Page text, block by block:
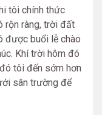
tôi chính thức
rộn ràng, trời đất
được buổi lễ chào
Khí trời hôm đó
tôi đến sớm hơn
sân trường để